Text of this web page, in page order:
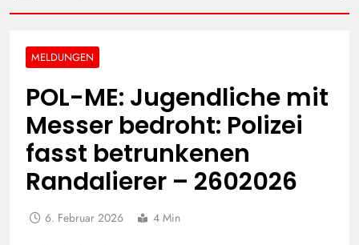
MELDUNGEN
POL-ME: Jugendliche mit
Messer bedroht: Polizei
fasst betrunkenen
Randalierer – 2602026
6. Februar 2026 4 Min